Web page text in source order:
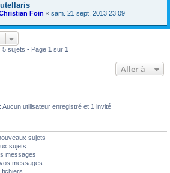
Foin « sam. 21 sept. 2013 23:09
5 sujets • Page 1 sur 1
Aller à
utilisateur enregistré et 1 invité
sujets
sujets
messages
messages
fichiers